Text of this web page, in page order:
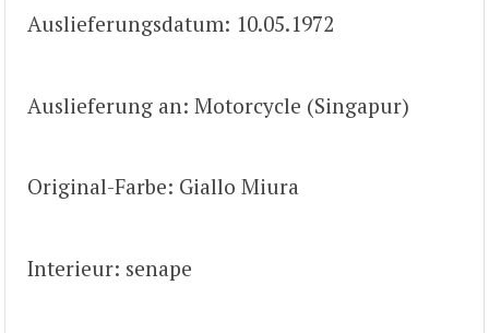
Auslieferungsdatum: 10.05.1972
Auslieferung an: Motorcycle (Singapur)
Original-Farbe: Giallo Miura
Interieur: senape